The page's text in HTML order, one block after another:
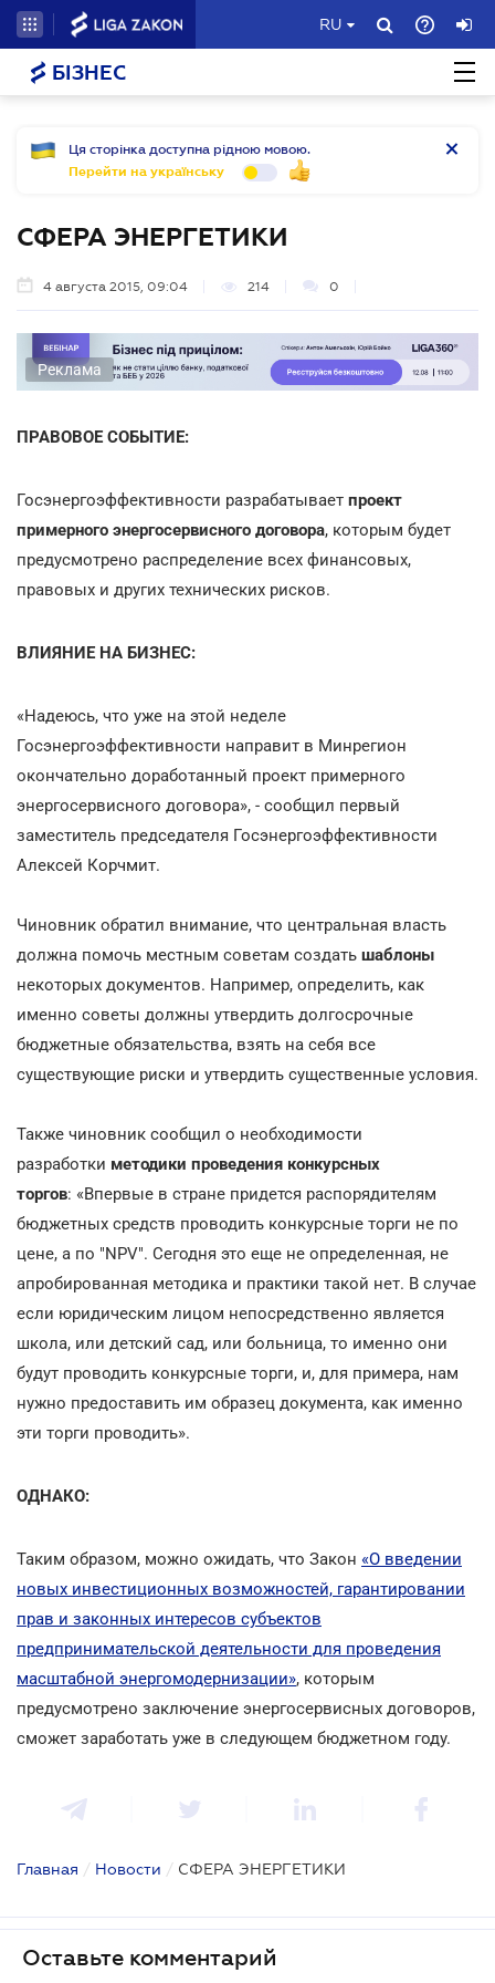
RU
БІЗНЕС
Ця сторінка доступна рідною мовою.
Перейти на українську
СФЕРА ЭНЕРГЕТИКИ
4 августа 2015, 09:04 214 0
Реклама
ПРАВОВОЕ СОБЫТИЕ:
Госэнергоэффективности разрабатывает проект
примерного энергосервисного договора, которым будет
предусмотрено распределение всех финансовых,
правовых и других технических рисков.
ВЛИЯНИЕ НА БИЗНЕС:
«Надеюсь, что уже на этой неделе
Госэнергоэффективности направит в Минрегион
окончательно доработанный проект примерного
энергосервисного договора», - сообщил первый
заместитель председателя Госэнергоэффективности
Алексей Корчмит.
Чиновник обратил внимание, что центральная власть
должна помочь местным советам создать шаблоны
некоторых документов. Например, определить, как
именно советы должны утвердить долгосрочные
бюджетные обязательства, взять на себя все
существующие риски и утвердить существенные условия.
Также чиновник сообщил о необходимости
разработки методики проведения конкурсных
торгов: «Впервые в стране придется распорядителям
бюджетных средств проводить конкурсные торги не по
цене, а по "NPV". Сегодня это еще не определенная, не
апробированная методика и практики такой нет. В случае
если юридическим лицом непосредственно является
школа, или детский сад, или больница, то именно они
будут проводить конкурсные торги, и, для примера, нам
нужно предоставить им образец документа, как именно
эти торги проводить».
ОДНАКО:
Таким образом, можно ожидать, что Закон «О введении
новых инвестиционных возможностей, гарантировании
прав и законных интересов субъектов
предпринимательской деятельности для проведения
масштабной энергомодернизации», которым
предусмотрено заключение энергосервисных договоров,
сможет заработать уже в следующем бюджетном году.
Главная / Новости / СФЕРА ЭНЕРГЕТИКИ
Оставьте комментарий